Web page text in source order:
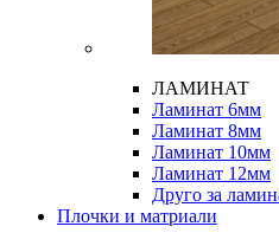
ЛАМИНАТ
Ламинат 6мм
Ламинат 8мм
Ламинат 10мм
Ламинат 12мм
Друго за
Плочки и матриали